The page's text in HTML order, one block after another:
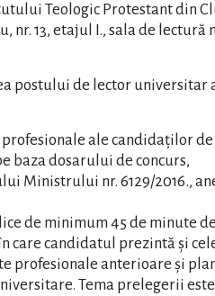
Teologic Protestant din
nr. 13, etajul I., sala de lectură
postului de lector universitar
ale candidaților de
baza dosarului de concurs,
Ministrului nr. 6129/2016.,
de minimum 45 de minute
care candidatul prezintă și
profesionale anterioare și
Tema prelegerii este